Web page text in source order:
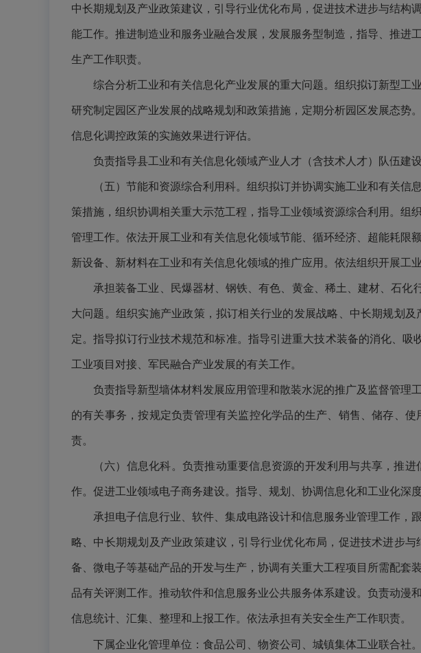
中长期规划及产业政策建议，引导行业优化布局，促进技术进步与结
能工作。推进制造业和服务业融合发展，发展服务型制造，指导、推
生产工作职责。
综合分析工业和有关信息化产业发展的重大问题。组织拟订新型工
研究制定园区产业发展的战略规划和政策措施，定期分析园区发展态
信息化调控政策的实施效果进行评估。
负责指导县工业和有关信息化领域产业人才（含技术人才） 队伍建
（五）节能和资源综合利用科。组织拟订并协调实施工业和有关
策措施，组织协调相关重大示范工程，指导工业领域资源综合利用。
管理工作。依法开展工业和有关信息化领域节能、循环经济、超能耗限
新设备、新材料在工业和有关信息化领域的推广应用。依法组织开展工
承担装备工业、民爆器材、钢铁、有色、黄金、稀土、建材、石
大问题。组织实施产业政策，拟订相关行业的发展战略、中长期规划
定。指导拟订行业技术规范和标准。指导引进重大技术装备的消化、
工业项目对接、军民融合产业发展的有关工作。
负责指导新型墙体材料发展应用管理和散装水泥的推广及监督管理
的有关事务，按规定负责管理有关监控化学品的生产、销售、储存、
责。
（六）信息化科。负责推动重要信息资源的开发利用与共享，推
作。促进工业领域电子商务建设。指导、规划、协调信息化和工业化深
承担电子信息行业、软件、集成电路设计和信息服务业管理工作
略、中长期规划及产业政策建议，引导行业优化布局，促进技术进步
备、微电子等基础产品的开发与生产，协调有关重大工程项目所需配
品有关评测工作。推动软件和信息服务业公共服务体系建设。负责动
信息统计、汇集、整理和上报工作。依法承担有关安全生产工作职责。
下属企业化管理单位：食品公司、物资公司、城镇集体工业联合社。